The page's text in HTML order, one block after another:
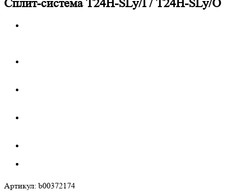
Сплит-система T24H-SLy/I / T24H-SLy/O
Артикул: b00372174